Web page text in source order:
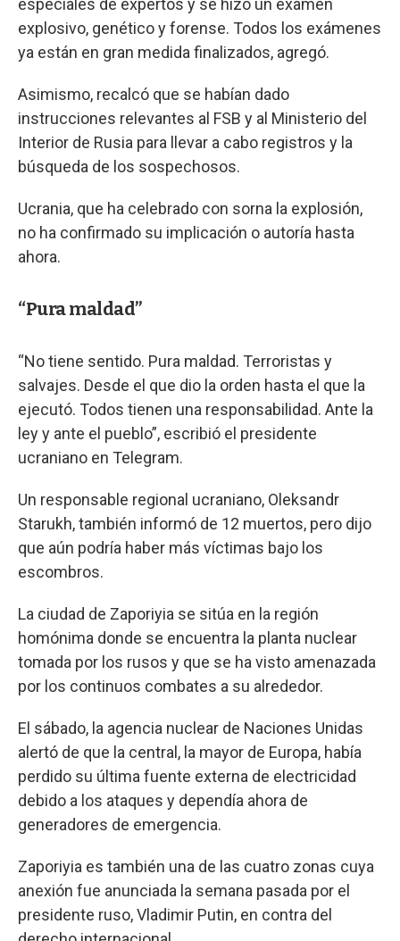
especiales de expertos y se hizo un examen
explosivo, genético y forense. Todos los exámenes
ya están en gran medida finalizados, agregó.
Asimismo, recalcó que se habían dado
instrucciones relevantes al FSB y al Ministerio del
Interior de Rusia para llevar a cabo registros y la
búsqueda de los sospechosos.
Ucrania, que ha celebrado con sorna la explosión,
no ha confirmado su implicación o autoría hasta
ahora.
“Pura maldad”
“No tiene sentido. Pura maldad. Terroristas y
salvajes. Desde el que dio la orden hasta el que la
ejecutó. Todos tienen una responsabilidad. Ante la
ley y ante el pueblo”, escribió el presidente
ucraniano en Telegram.
Un responsable regional ucraniano, Oleksandr
Starukh, también informó de 12 muertos, pero dijo
que aún podría haber más víctimas bajo los
escombros.
La ciudad de Zaporiyia se sitúa en la región
homónima donde se encuentra la planta nuclear
tomada por los rusos y que se ha visto amenazada
por los continuos combates a su alrededor.
El sábado, la agencia nuclear de Naciones Unidas
alertó de que la central, la mayor de Europa, había
perdido su última fuente externa de electricidad
debido a los ataques y dependía ahora de
generadores de emergencia.
Zaporiyia es también una de las cuatro zonas cuya
anexión fue anunciada la semana pasada por el
presidente ruso, Vladimir Putin, en contra del